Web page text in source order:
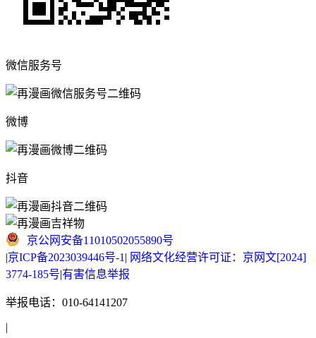
微信服务号
微博
抖音
京公网安备11010502055890号
|京ICP备2023039446号-1 | 网络文化经营许可证：京网文[2024]
3774-185号|有害信息举报
举报电话：010-64141207
|